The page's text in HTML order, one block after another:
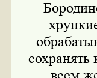
сохранять